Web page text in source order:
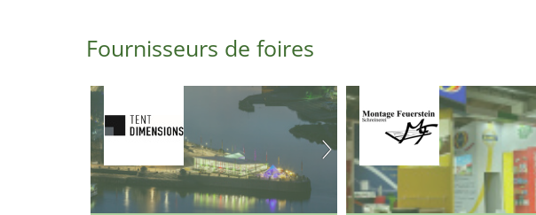
Fournisseurs de foires